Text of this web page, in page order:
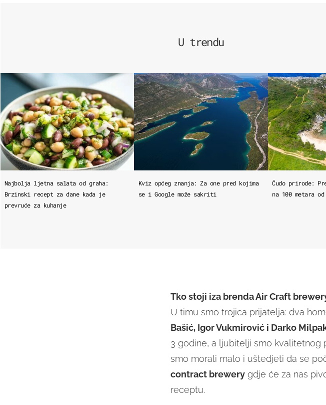
U trendu
Najbolja ljetna salata od graha:
Brzinski recept za dane kada je
prevruće za kuhanje
Kviz općeg znanja: Za one pred kojima
se i Google može sakriti
Čudo prirode:
na 100 metara od
Tko stoji iza brenda Air Craft
U timu smo trojica prijatelja: dva
Bašić, Igor Vukmirović i Darko
3 godine, a ljubitelji smo kvalitetnog
smo morali malo i uštedjeti da se
contract brewerygdje će za nas
receptu.